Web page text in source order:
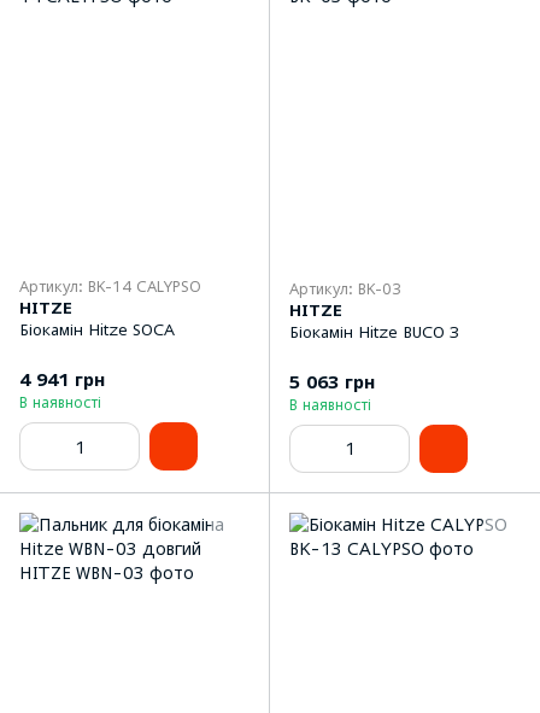
Артикул: BK-14 CALYPSO
HITZE
Біокамін Hitze SOCA
4 941 грн
В наявності
Артикул: BK-03
HITZE
Біокамін Hitze BUCO 3
5 063 грн
В наявності